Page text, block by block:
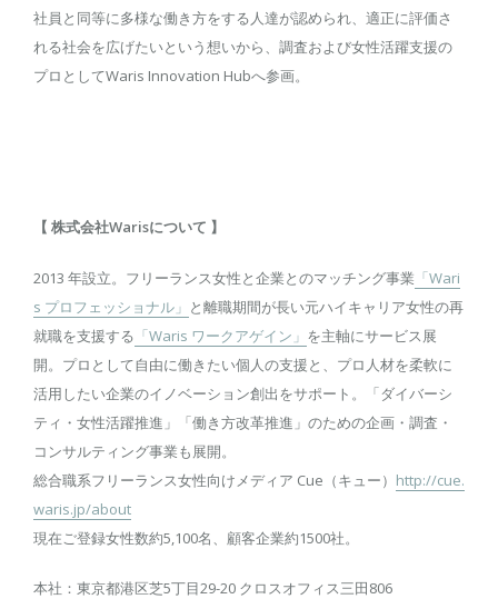
社員と同等に多様な働き方をする人達が認められ、適正に評価さ
れる社会を広げたいという想いから、調査および女性活躍支援の
プロとしてWaris Innovation Hubへ参画。
【 株式会社Warisについて 】
2013 年設立。フリーランス女性と企業とのマッチング事業 「Wari
s プロフェッショナル」 と離職期間が長い元ハイキャリア女性の再
就職を支援する 「Waris ワークアゲイン」 を主軸にサービス展
開。プロとして自由に働きたい個人の支援と、プロ人材を柔軟に
活用したい企業のイノベーション創出をサポート。「ダイバーシ
ティ・女性活躍推進」「働き方改革推進」のための企画・調査・
コンサルティング事業も展開。
総合職系フリーランス女性向けメディア Cue（キュー） http://cue.
waris.jp/about
現在ご登録女性数約5,100名、顧客企業約1500社。
本社：東京都港区芝5丁目29-20 クロスオフィス三田806